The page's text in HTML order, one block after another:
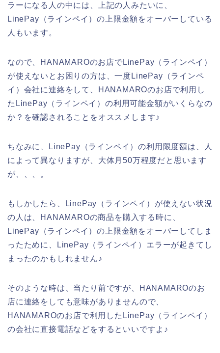
ラーになる人の中には、上記の人みたいに、
LinePay（ラインペイ）の上限金額をオーバーしている
人もいます。
なので、HANAMAROのお店でLinePay（ラインペイ）
が使えないとお困りの方は、一度LinePay（ラインペ
イ）会社に連絡をして、HANAMAROのお店で利用し
たLinePay（ラインペイ）の利用可能金額がいくらなの
か？を確認されることをオススメします♪
ちなみに、LinePay（ラインペイ）の利用限度額は、人
によって異なりますが、大体月50万程度だと思います
が、、、。
もしかしたら、LinePay（ラインペイ）が使えない状況
の人は、HANAMAROの商品を購入する時に、
LinePay（ラインペイ）の上限金額をオーバーしてしま
ったために、LinePay（ラインペイ）エラーが起きてし
まったのかもしれません♪
そのような時は、当たり前ですが、HANAMAROのお
店に連絡をしても意味がありませんので、
HANAMAROのお店で利用したLinePay（ラインペイ）
の会社に直接電話などをするといいですよ♪